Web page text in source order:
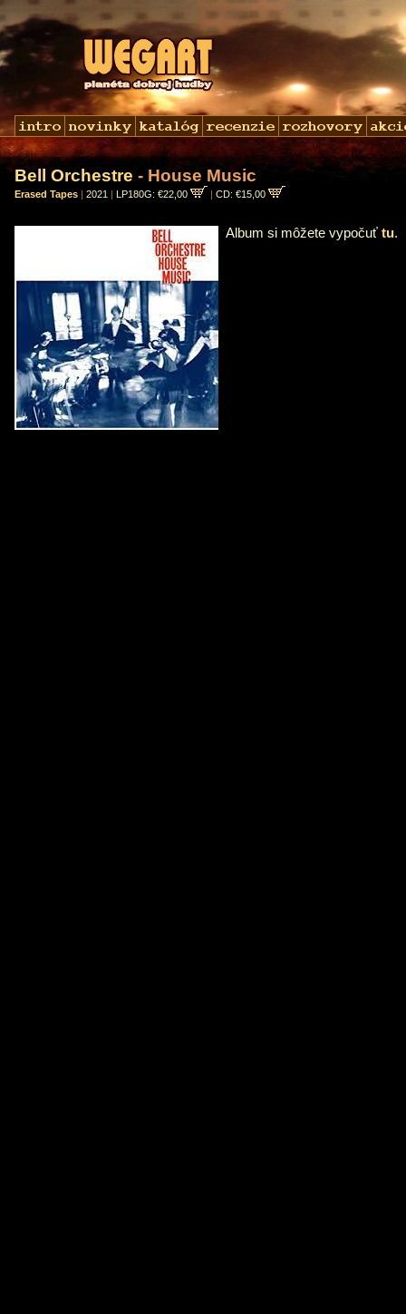
Bell Orchestre - House Music
Erased Tapes | 2021 | LP180G: €22,00 | CD: €15,00
Album si môžete vypočuť tu